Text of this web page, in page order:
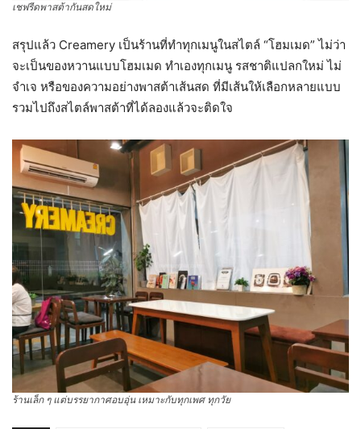
เชฟรีดพาสต้ากันสดใหม่
สรุปแล้ว Creamery เป็นร้านที่ทำทุกเมนูในสไตล์ “โฮมเมด” ไม่ว่า
จะเป็นของหวานแบบโฮมเมด ทำเองทุกเมนู รสชาติแปลกใหม่ ไม่
จำเจ หรือของความอย่างพาสต้าเส้นสด ที่มีเส้นให้เลือกหลายแบบ
รวมไปถึงสไตล์พาสต้าที่ได้ลองแล้วจะติดใจ
ร้านเล็ก ๆ แต่บรรยากาศอบอุ่น เหมาะกับทุกเพศ ทุกวัย